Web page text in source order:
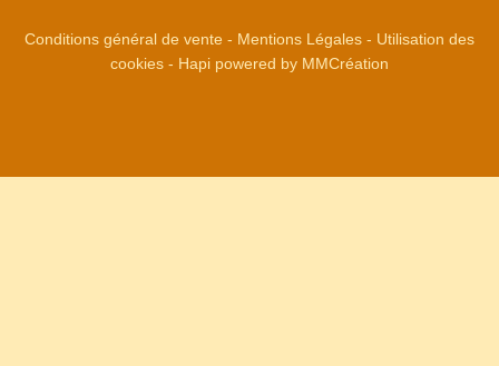
Conditions général de vente - Mentions Légales - Utilisation des
cookies - Hapi powered by MMCréation